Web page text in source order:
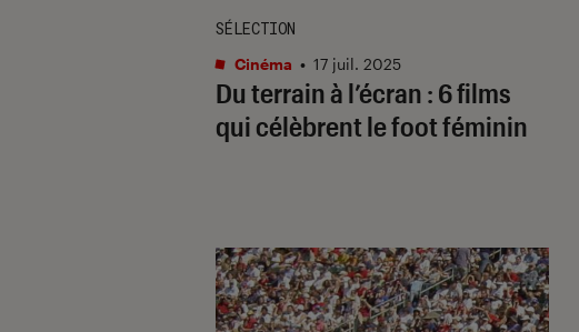
Du terrain à l’écran : 6 films
qui célèbrent le foot féminin
SÉLECTION
Cinéma • 17 juil. 2025